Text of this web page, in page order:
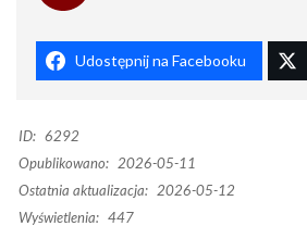
Udostępnij na Facebooku
ID: 6292
Opublikowano: 2026-05-11
Ostatnia aktualizacja: 2026-05-12
Wyświetlenia: 447